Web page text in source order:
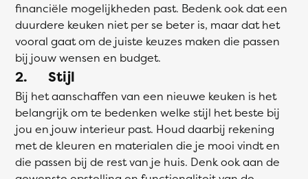
financiële mogelijkheden past. Bedenk ook dat een
duurdere keuken niet per se beter is, maar dat het
vooral gaat om de juiste keuzes maken die passen
bij jouw wensen en budget.
2. Stijl
Bij het aanschaffen van een nieuwe keuken is het
belangrijk om te bedenken welke stijl het beste bij
jou en jouw interieur past. Houd daarbij rekening
met de kleuren en materialen die je mooi vindt en
die passen bij de rest van je huis. Denk ook aan de